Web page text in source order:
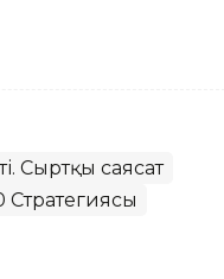
Сыртқы саясат
Стратегиясы